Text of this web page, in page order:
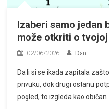
Izaberi samo jedan
može otkriti o
02/06/2026 Dan
Da li si se ikada zapitala
privuku, dok drugi ostanu
pogled, to izgleda kao običan